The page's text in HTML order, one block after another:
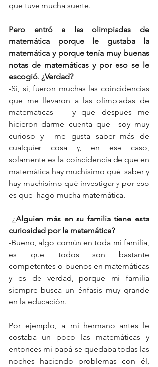
que tuve mucha suerte.
Pero entró a las olimpiadas de
matemática porque le gustaba la
matemática y porque tenía muy buenas
notas de matemáticas y por eso se le
escogió. ¿Verdad?
-Sí, sí, fueron muchas las coincidencias
que me llevaron a las olimpiadas de
matemáticas   y que después me
hicieron darme cuenta que  soy muy
curioso y  me gusta saber más de
cualquier cosa y, en ese caso,
solamente es la coincidencia de que en
matemática hay muchísimo qué  saber y
hay muchísimo qué investigar y por eso
es que  hago mucha matemática.
¿Alguien más en su familia tiene esta
curiosidad por la matemática?
-Bueno, algo común en toda mi familia,
es que todos son bastante
competentes o buenos en matemáticas
y es de verdad, porque mi familia
siempre busca un énfasis muy grande
en la educación.
Por ejemplo, a mi hermano antes le
costaba un poco las matemáticas y
entonces mi papá se quedaba todas las
noches haciendo problemas con él,